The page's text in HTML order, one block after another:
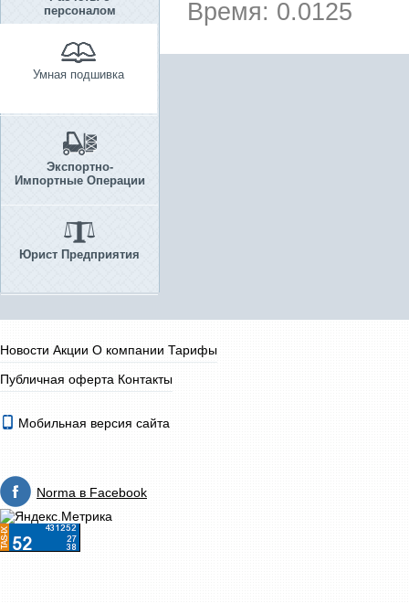
персоналом
Умная подшивка
Экспортно-
Импортные Операции
Юрист Предприятия
Время: 0.0125
Новости Акции О компании Тарифы
Публичная оферта Контакты
Мобильная версия сайта
Norma в Facebook